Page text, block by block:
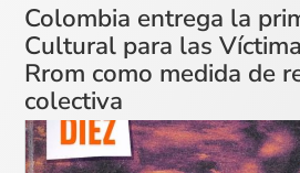
Colombia entrega la
Cultural para las
Rrom como medida de
colectiva